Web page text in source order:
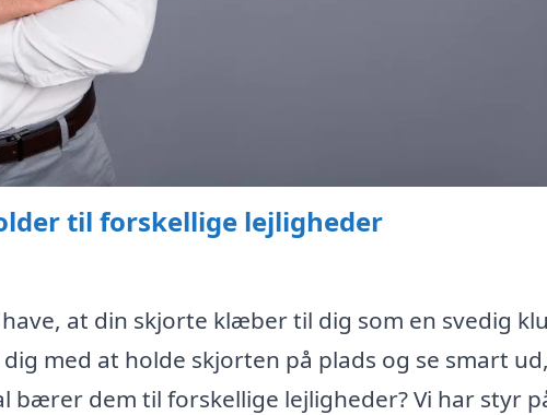
til forskellige lejligheder
at din skjorte klæber til dig som en svedig
med at holde skjorten på plads og se smart
bærer dem til forskellige lejligheder? Vi har styr